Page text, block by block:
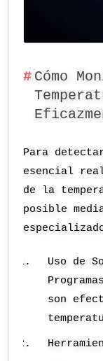
Cómo
Para
esencial
de la
posible
Uso de
son